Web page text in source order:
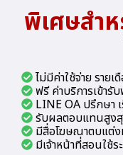
พิเศษสำ
ไม่มีค่าใช้จ่าย รายเ
ฟรี ค่าบริการเข้ารั
LINE OA ปรึกษา
รับผลตอบแทนสูง
มีสื่อโฆษณาตบแต่
มีเจ้าหน้าที่สอนใช้